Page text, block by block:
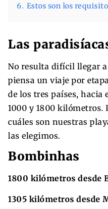
6. Estos son los
Las
No resulta difícil llegar
piensa un viaje por
de los tres países, hacia
1000 y 1800 kilómetros.
cuáles son nuestras
las elegimos.
Bombinhas
1800 kilómetros desde
1305 kilómetros desde